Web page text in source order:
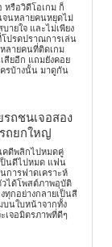
หรือวิดีโอเกม ก็
จนหลายคนหยุดไม่
ายใจ และไม่เพียง
ปรดปราณการเล่น
ลายคนที่ติดเกม
สียอีก แถมยังคอย
รบ้างนั้น มาดูกัน
รถชนเจอสอง
ถยกใหญ่
คดีพลิกไปหมดคู่
ป็นดีไปหมด แฟน
การฟาดเคราะห์
วได้โพสต์ภาพอุบัติ
ทุกอย่างกลายเป็นสี
บนใบหน้าจากทั้ง
เจอมิตรภาพที่ดีๆ